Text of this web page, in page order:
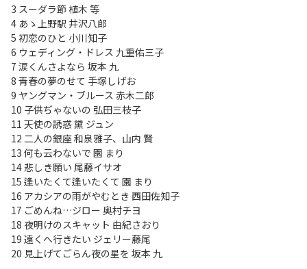
3 スーダラ節 植木 等
4 あゝ上野駅 井沢八郎
5 初恋のひと 小川知子
6 ウェディング・ドレス 九重佑三子
7 涙くんさよなら 坂本 九
8 青春の夢のせて 手塚しげお
9 ヤングマン・ブルース 赤木二郎
10 子供ぢゃないの 弘田三枝子
11 天使の誘惑 黛 ジュン
12 二人の銀座 和泉雅子、山内 賢
13 何も云わないで 園 まり
14 悲しき願い 尾藤イサオ
15 逢いたくて逢いたくて 園 まり
16 アカシアの雨がやむとき 西田佐知子
17 ごめんね…ジロー 奥村チヨ
18 夜明けのスキャット 由紀さおり
19 遠くへ行きたい ジェリー藤尾
20 見上げてごらん夜の星を 坂本 九